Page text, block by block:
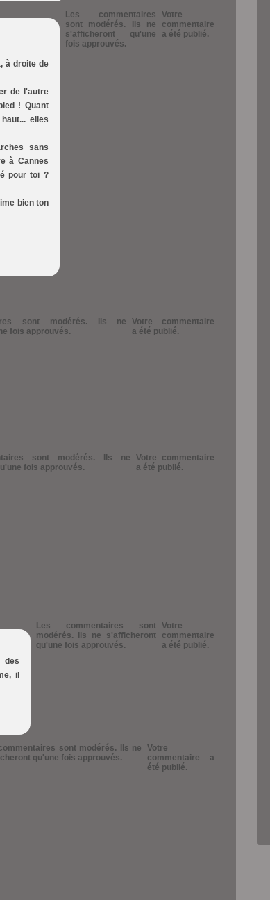
à droite de
de l'autre
! Quant
elles
sans
à Cannes
pour toi ?
bien ton
Les commentaires
sont modérés. Ils ne
s'afficheront qu'une
fois approuvés.
Votre
commentaire
a été publié.
sont modérés. Ils ne
fois approuvés.
Votre commentaire
a été publié.
sont modérés. Ils ne
fois approuvés.
Votre commentaire
a été publié.
des
il
Les commentaires sont
modérés. Ils ne s'afficheront
qu'une fois approuvés.
Votre
commentaire
a été publié.
sont modérés. Ils ne
qu'une fois approuvés.
Votre
commentaire a
été publié.